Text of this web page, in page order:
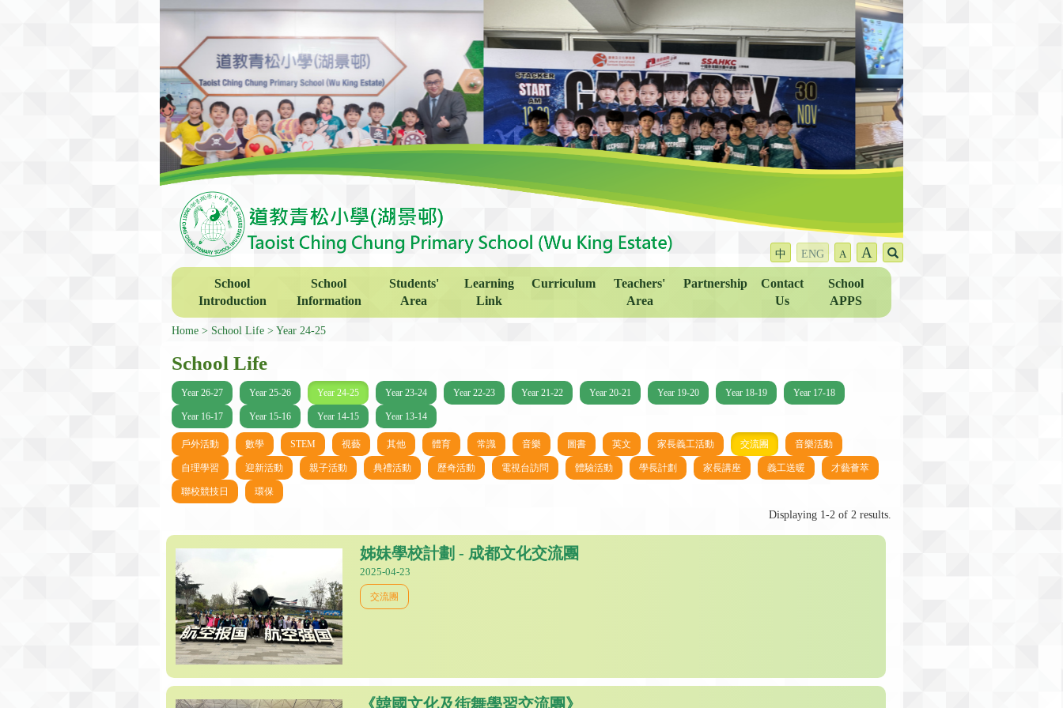
中 ENG A A
School
Introduction
School
Information
Students'
Area
Learning
Link
Curriculum
Teachers'
Area
Partnership
Contact
Us
School
APPS
Home School Life Year 24-25
School Life
Year 26-27 Year 25-26 Year 24-25 Year 23-24 Year 22-23 Year 21-22 Year 20-21 Year 19-20 Year 18-19 Year 17-18
Year 16-17 Year 15-16 Year 14-15 Year 13-14
戶外活動 數學 STEM 視藝 其他 體育 常識 音樂 圖書 英文 家長義工活動 交流團 音樂活動
自理學習 迎新活動 親子活動 典禮活動 歷奇活動 電視台訪問 體驗活動 學長計劃 家長講座 義工送暖 才藝薈萃
聯校競技日 環保
Displaying 1-2 of 2 results.
姊妹學校計劃 - 成都文化交流團
2025-04-23
交流團
《韓國文化及街舞學習交流團》